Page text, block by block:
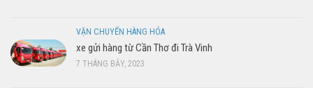
VẬN CHUYỂN HÀNG HÓA
xe gửi hàng từ Cần Thơ đi Trà Vinh
7 THÁNG BẢY, 2023